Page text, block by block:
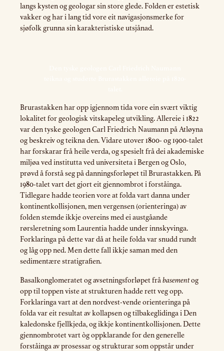
langs kysten og geologar sin store glede. Folden er estetisk
vakker og har i lang tid vore eit navigasjonsmerke for
sjøfolk grunna sin karakteristiske utsjånad.
Brurastakken har opp igjennom tida vore ein svært viktig
lokalitet for geologisk vitskapeleg utvikling. Allereie i 1822
var den tyske geologen Carl Friedrich Naumann på Atløyna
og beskreiv og teikna den. Vidare utover 1800- og 1900-talet
har forskarar frå heile verda, og spesielt frå dei akademiske
miljøa ved institutta ved universiteta i Bergen og Oslo,
prøvd å forstå seg på danningsforløpet til Brurastakken. På
1980-talet vart det gjort eit gjennombrot i forståinga.
Tidlegare hadde teorien vore at folda vart danna under
kontinentkollisjonen, men vergensen (orienteringa) av
folden stemde ikkje overeins med ei austgåande
rørsleretning som Laurentia hadde under innskyvinga.
Forklaringa på dette var då at heile folda var snudd rundt
og låg opp ned. Men dette fall ikkje saman med den
sedimentære stratigrafien.
Basalkonglomeratet og avsetningsforløpet fråbasementog
opp til toppen viste at strukturen hadde rett veg opp.
Forklaringa vart at den nordvest-vende orienteringa på
folda var eit resultat av kollapsen og tilbakeglidinga i Den
kaledonske fjellkjeda, og ikkje kontinentkollisjonen. Dette
gjennombrotet vart òg oppklarande for den generelle
forståinga av prosessar og strukturar som oppstår under